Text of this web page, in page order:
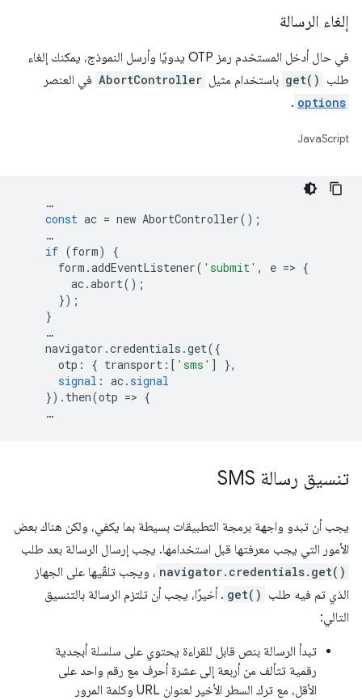
إلغاء الرسالة
في حال أدخل المستخدم رمز OTP يدويًا وأرسل النموذج، يمكنك إلغاء
طلب get() باستخدام مثيل AbortController في العنصر
options
.
JavaScript
…
const ac = new AbortController();
…
if (form)
{
form .addEventListener( 'submit' , e => {
ac.abort();
});
}
…
navigator .credentials .get({
otp : { transport :[ 'sms' ]
},
signal : ac.signal
}) . then(otp => {
…
تنسيق رسالة SMS
يجب أن تبدو واجهة برمجة التطبيقات بسيطة بما يكفي، ولكن هناك بعض
الأمور التي يجب معرفتها قبل استخدامها. يجب إرسال الرسالة بعد طلب
navigator.credentials.get() ، ويجب تلقّيها على الجهاز
الذي تم فيه طلب get() . أخيرًا، يجب أن تلتزم الرسالة بالتنسيق
التالي:
تبدأ الرسالة بنص قابل للقراءة يحتوي على سلسلة أبجدية
رقمية تتألف من أربعة إلى عشرة أحرف مع رقم واحد على
الأقل، مع ترك السطر الأخير لعنوان URL وكلمة المرور